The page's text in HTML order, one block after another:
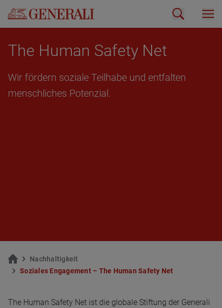
The Human Safe­ty Net
Wir för­dern so­zia­le Teil­ha­be und ent­fal­ten
mensch­li­ches Po­ten­zi­al.
Nach­hal­tig­keit
So­zia­les En­ga­ge­ment – The Human Safe­ty Net
The Human Safety Net ist die globale Stiftung der Generali